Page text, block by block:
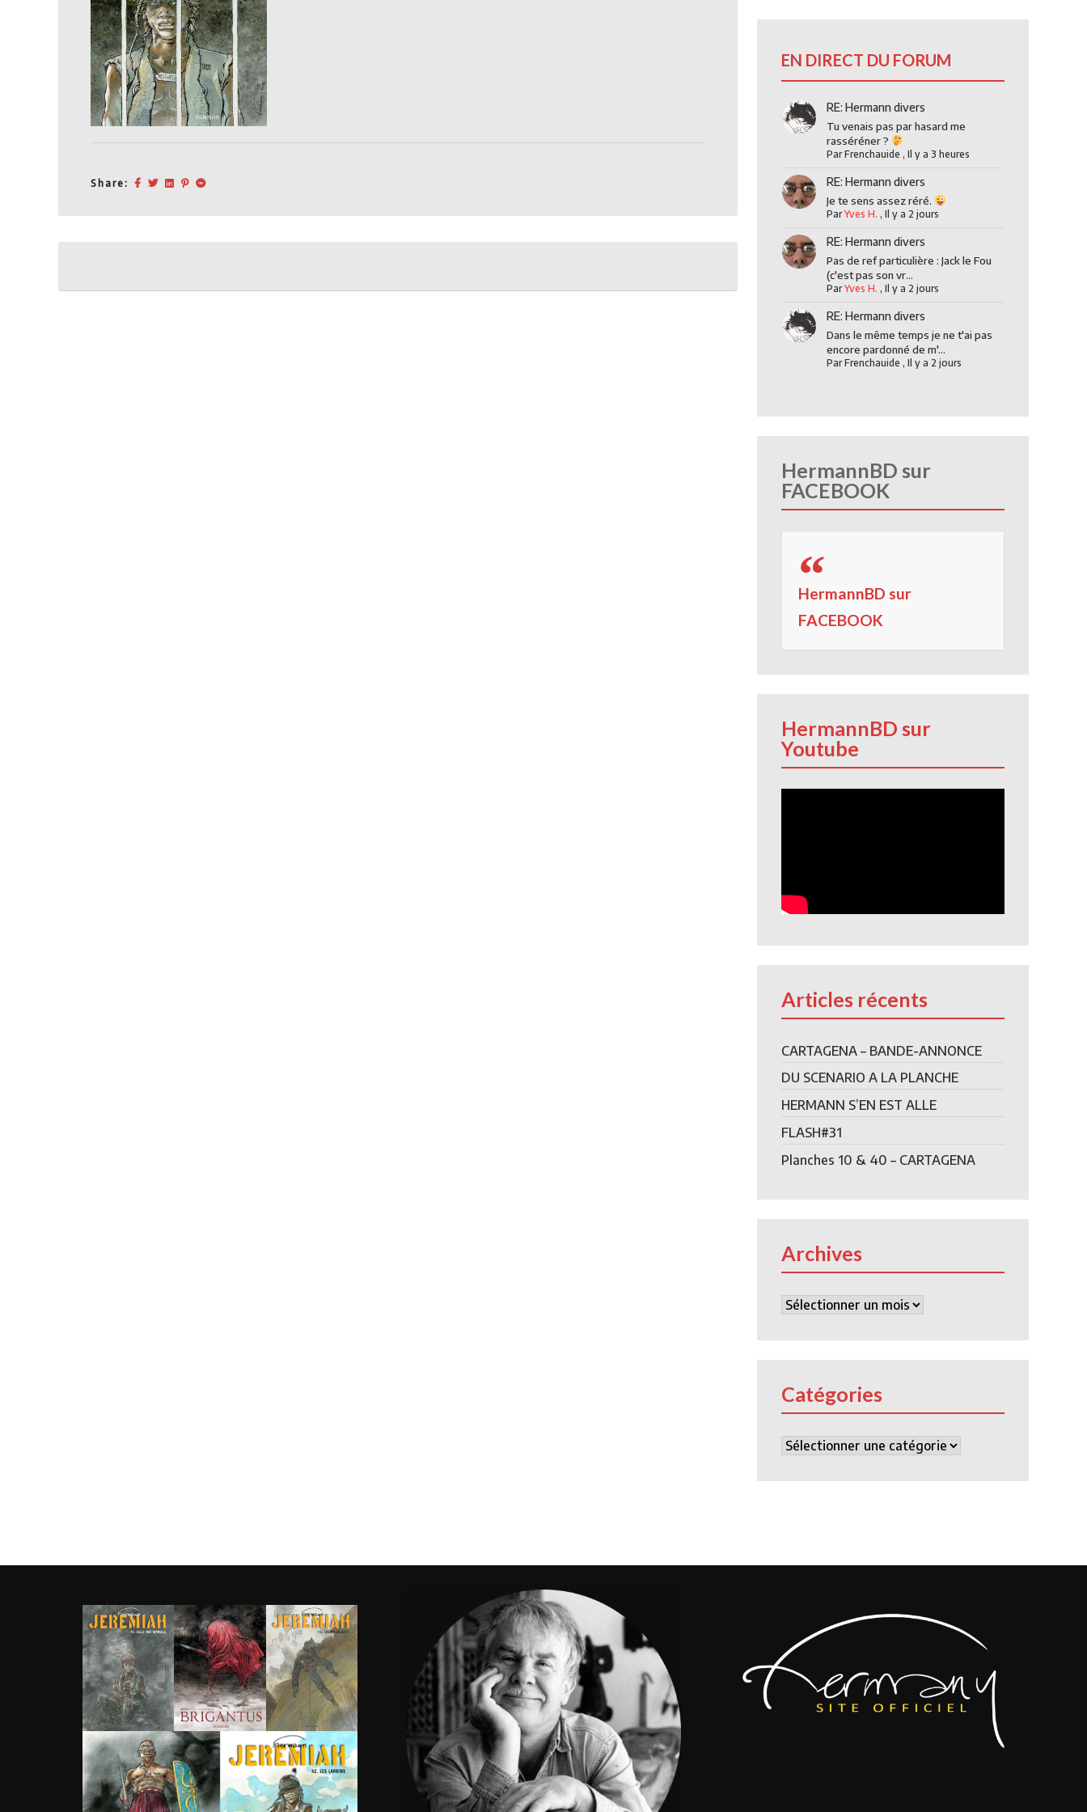
Share:
Post
EN DIRECT DU FORUM
RE: Hermann divers
Tu venais pas par hasard me
rasséréner ?
ParFrenchauide , Il y a 3 heures
RE: Hermann divers
Je te sens assez réré.
ParYves H. , Il y a 2 jours
RE: Hermann divers
Pas de ref particulière : Jack le Fou
(c'est pas son vr...
ParYves H. , Il y a 2 jours
RE: Hermann divers
Dans le même temps je ne t'ai pas
encore pardonné de m'...
ParFrenchauide , Il y a 2 jours
HermannBD sur
FACEBOOK
HermannBD sur
FACEBOOK
HermannBD sur
Youtube
Articles récents
CARTAGENA – BANDE-ANNONCE
DU SCENARIO A LA PLANCHE
HERMANN S’EN EST ALLE
FLASH#31
Planches 10 & 40 – CARTAGENA
Archives
Archives
Catégories
Catégories